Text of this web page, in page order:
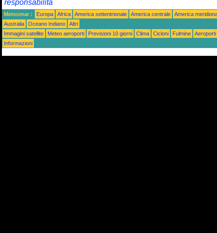
responsabilità
Meteomar : Europa Africa America settentrionale America centrale
America
Australia
Oceano Indiano
Altri
Immagini satellite
Meteo aeroporti Previsioni 10 giorni Clima Cicloni Fulmine
Aeroporti
Informazioni